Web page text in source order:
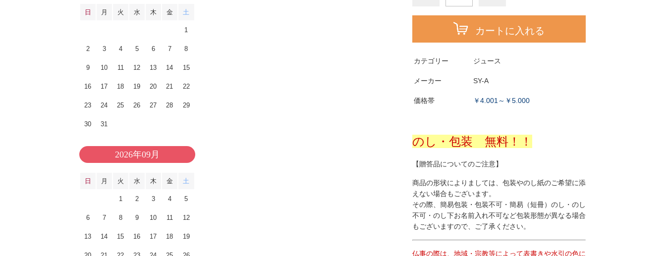
カートに入れる
カテゴリー ジュース
メーカー SY-A
価格帯 ￥4.001～￥5.000
のし・包装 無料！！
【贈答品についてのご注意】
商品の形状によりましては、包装やのし紙のご希望に添
えない場合もございます。
その際、簡易包装・包装不可・簡易（短冊）のし・のし
不可・のし下お名前入れ不可など包装形態が異なる場合
もございますので、ご了承ください。
仏事の際は、地域・宗教等によって表書きや水引の色に
日 月 火 水 木 金 土
1
2 3 4 5 6 7 8
9 10 11 12 13 14 15
16 17 18 19 20 21 22
23 24 25 26 27 28 29
30 31
2026年09月
日 月 火 水 木 金 土
1 2 3 4 5
6 7 8 9 10 11 12
13 14 15 16 17 18 19